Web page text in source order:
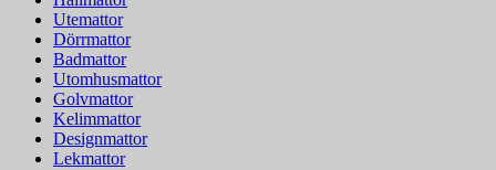
Utemattor
Dörrmattor
Badmattor
Utomhusmattor
Golvmattor
Kelimmattor
Designmattor
Lekmattor